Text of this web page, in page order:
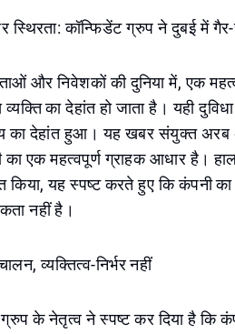
स्थिरता: कॉन्फिडेंट ग्रुप ने दुबई में
और निवेशकों की दुनिया में, एक
का देहांत हो जाता है। यही
का देहांत हुआ। यह खबर संयुक्त अरब
का एक महत्वपूर्ण ग्राहक आधार है।
किया, यह स्पष्ट करते हुए कि कंपनी
नहीं है।
व्यक्तित्व-निर्भर नहीं
के नेतृत्व ने स्पष्ट कर दिया है कि